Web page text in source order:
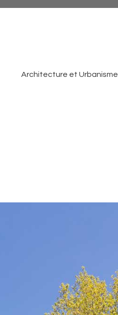
Architecture et Urbanisme